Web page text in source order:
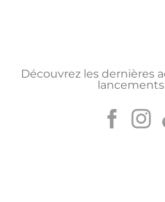
Découvrez les dernières